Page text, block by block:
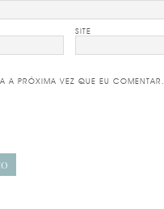
SITE
A PRÓXIMA VEZ QUE EU COMENTAR.